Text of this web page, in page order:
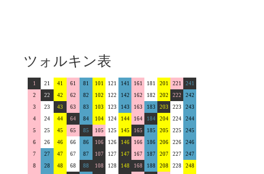
ツォルキン表
1 21 41 61 81 101 121 141 161 181 201 221
241
2
22 42 62 82 102 122 142 162 182 202 222
242
3
23 43 63 83 103 123 143 163 183 203 223
243
4
24 44 64 84 104 124 144 164 184 204 224
244
5
25 45 65 85 105 125 145 165 185 205 225
245
6
26 46 66 86 106 126 146 166 186 206 226
246
7
27 47 67 87 107 127 147 167 187 207 227
247
8
28 48 68 88 108 128 148 168 188 208 228
248